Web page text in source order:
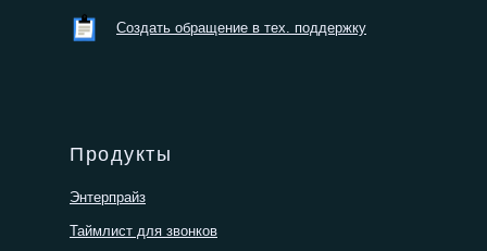
Создать обращение в тех. поддержку
Таймлист для звонков
Энтерпрайз
Продукты